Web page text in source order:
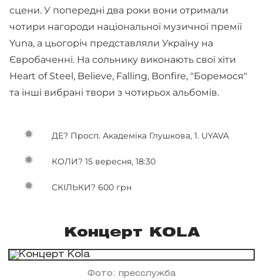
сцени. У попередні два роки вони отримали
чотири нагороди національної музичної премії
Yuna, а цьогоріч представляли Україну на
Євробаченні. На сольнику виконають свої хіти
Heart of Steel, Believe, Falling, Bonfire, "Боремося"
та інші вибрані твори з чотирьох альбомів.
ДЕ? Просп. Академіка Глушкова, 1. UYAVA
КОЛИ? 15 вересня, 18:30
СКІЛЬКИ? 600 грн
Концерт KOLA
Фото: пресслужба